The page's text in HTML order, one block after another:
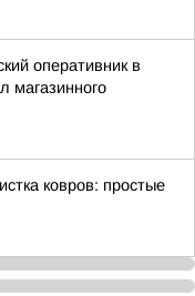
оперативник в
магазинного
ковров: простые